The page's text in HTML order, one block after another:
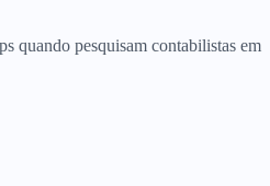
quando pesquisam contabilistas em